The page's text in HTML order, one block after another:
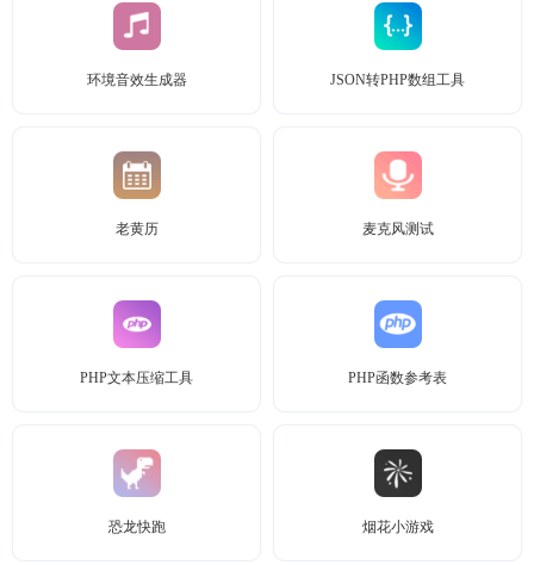
环境音效生成器 JSON转PHP数组工具
老黄历 麦克风测试
PHP文本压缩工具 PHP函数参考表
恐龙快跑 烟花小游戏